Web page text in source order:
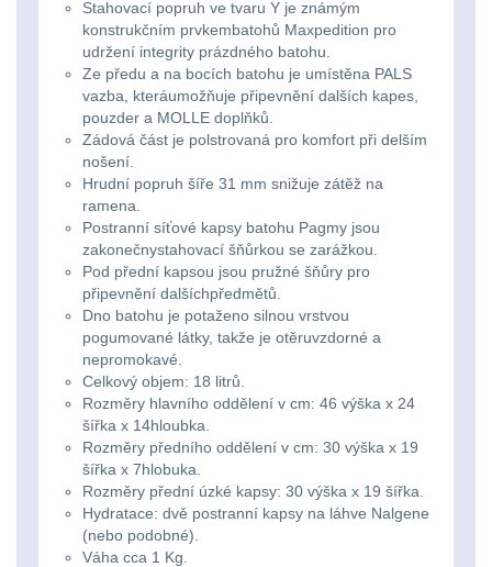
Svítilny
AA/AAA/14500
baterie
Svítilny
18650
baterie
Svítilny
Univerzalní
tašky
Přepravne
tašky
zbraně
Hydratační
vaky
Pouzdra
Kapsy
Peněženky
střední
vzdálenost
Monokuláry
Príslušenstvo
optiku
Čelové svetlá - čelovky3
Taktické svietidlá 10
Lucerny a kempingové
1
Potápačské svetlá
Kapesní svítilny4
Policejní svítilny4
Vyhledávací svítilny 5
Lovecké svítilny1
Nabíjacie baterky6
Svietidlá s magnetom
Stahovací popruh ve tvaru Y je známým
konstrukčním prvkembatohů Maxpedition pro
udržení integrity prázdného batohu.
Ze předu a na bocích batohu je umístěna PALS
vazba, kteráumožňuje připevnění dalších kapes,
pouzder a MOLLE doplňků.
Zádová část je polstrovaná pro komfort při delším
nošení.
Hrudní popruh šíře 31 mm snižuje zátěž na
ramena.
Postranní síťové kapsy batohu Pagmy jsou
zakonečnystahovací šňůrkou se zarážkou.
Pod přední kapsou jsou pružné šňůry pro
připevnění dalšíchpředmětů.
Dno batohu je potaženo silnou vrstvou
pogumované látky, takže je otěruvzdorné a
nepromokavé.
Celkový objem: 18 litrů.
Rozměry hlavního oddělení v cm: 46 výška x 24
šířka x 14hloubka.
Rozměry předního oddělení v cm: 30 výška x 19
šířka x 7hlobuka.
Rozměry přední úzké kapsy: 30 výška x 19 šířka.
Hydratace: dvě postranní kapsy na láhve Nalgene
(nebo podobné).
Váha cca 1 Kg.